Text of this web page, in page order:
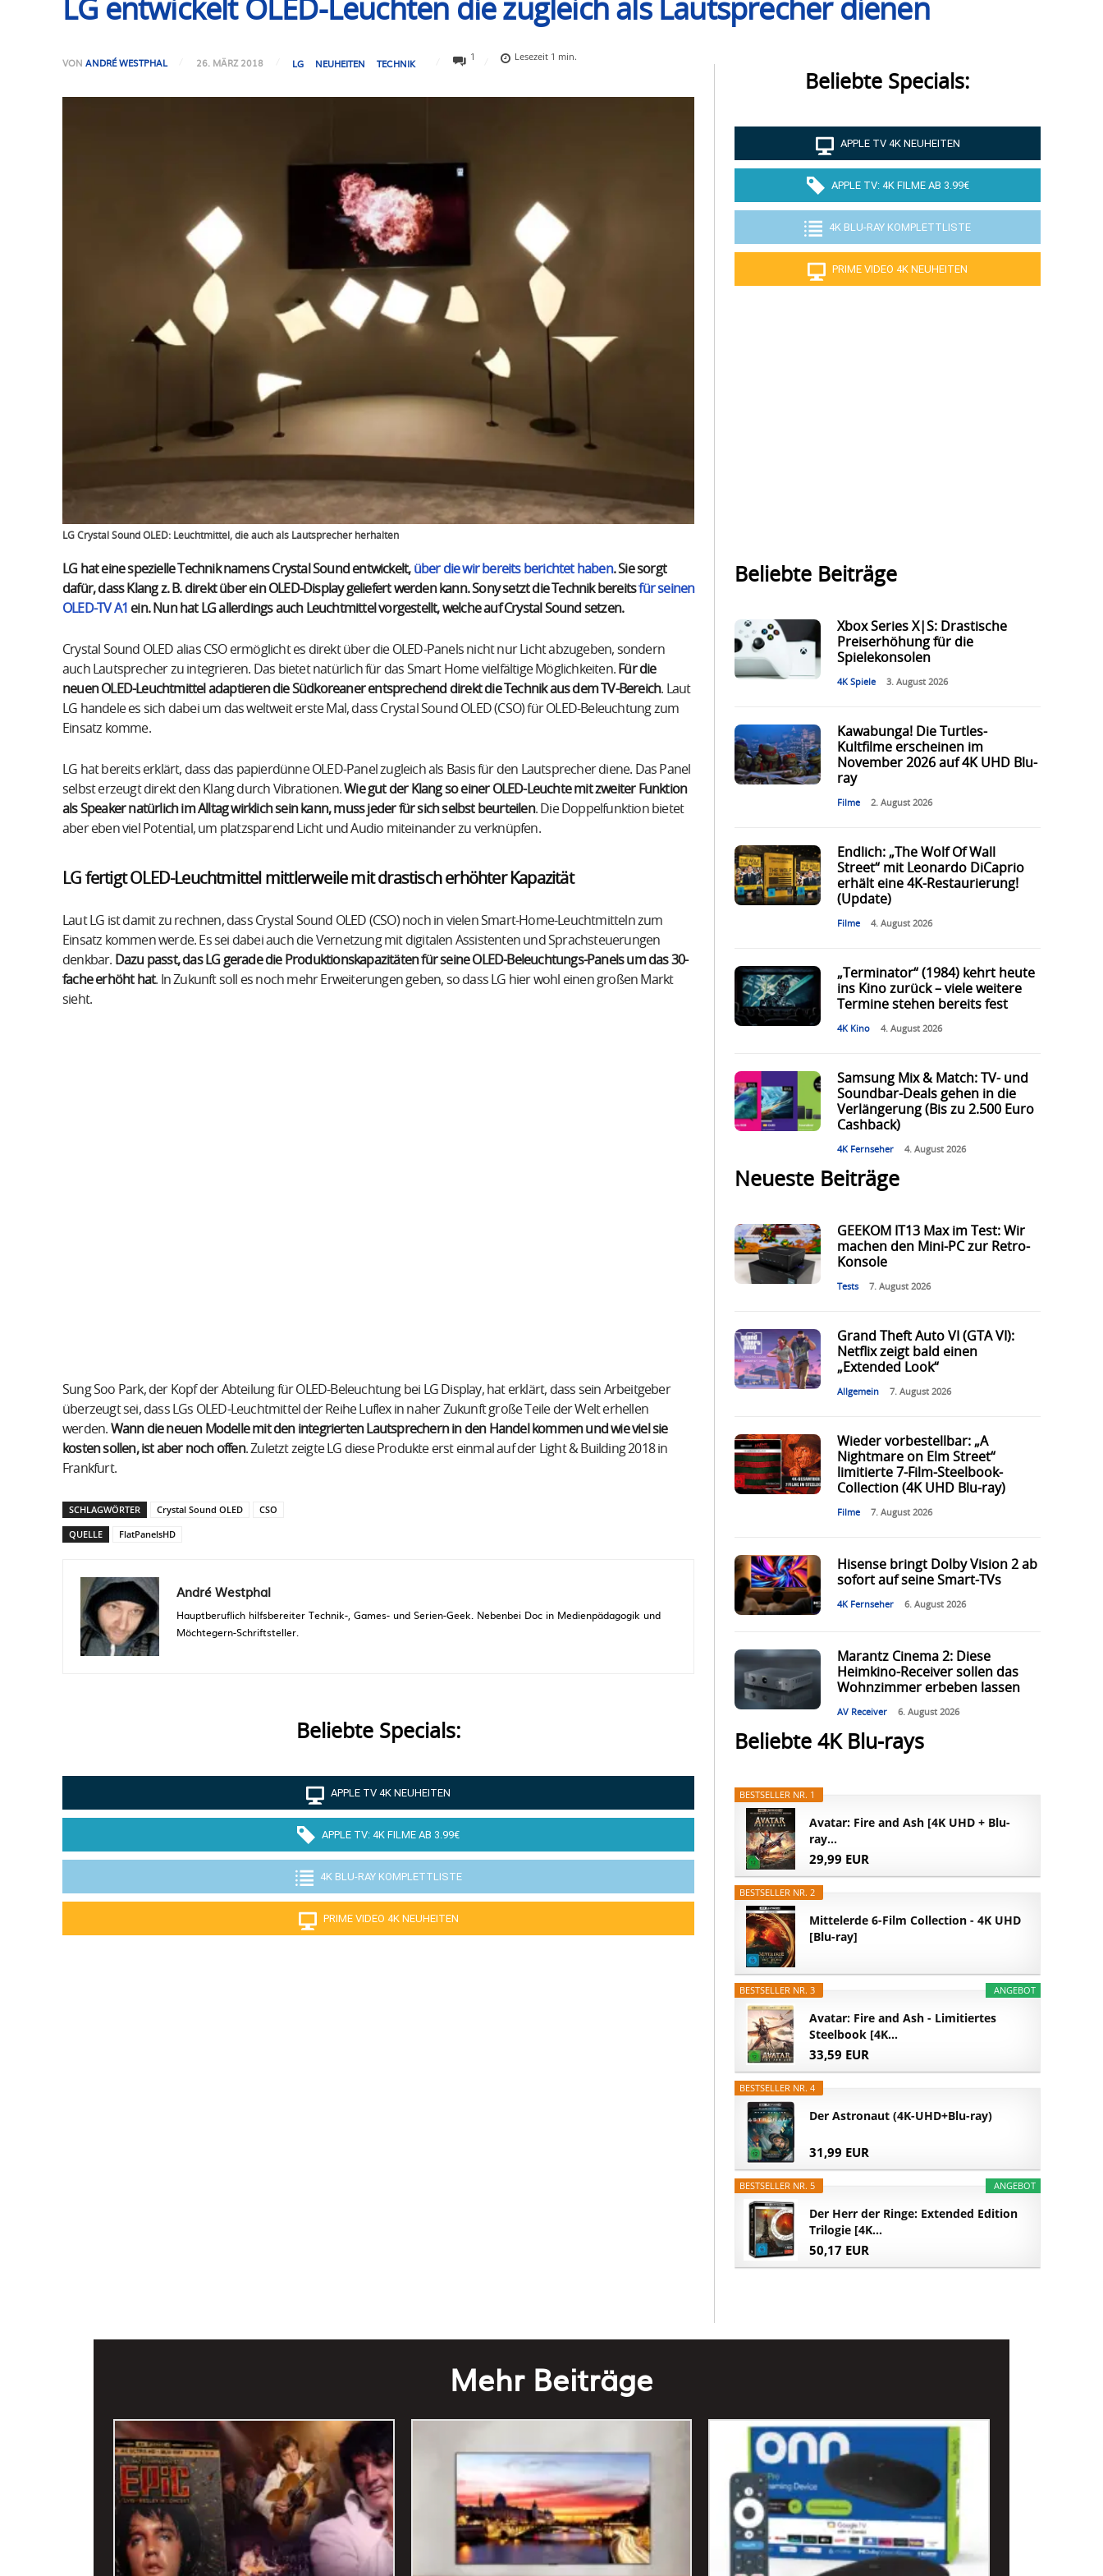
LG entwickelt OLED-Leuchten die zugleich als Lautsprecher dienen
VON ANDRÉ WESTPHAL 26. MÄRZ 2018 LG NEUHEITEN TECHNIK
1 Lesezeit 1 min.
LG Crystal Sound OLED: Leuchtmittel, die auch als Lautsprecher herhalten
LG hat eine spezielle Technik namens Crystal Sound entwickelt, über die wir bereits berichtet haben. Sie sorgt
dafür, dass Klang z. B. direkt über ein OLED-Display geliefert werden kann. Sony setzt die Technik bereitsfür seinen
OLED-TV A1 ein. Nun hat LG allerdings auch Leuchtmittel vorgestellt, welche auf Crystal Sound setzen.
Crystal Sound OLED alias CSO ermöglicht es direkt über die OLED-Panels nicht nur Licht abzugeben, sondern
auch Lautsprecher zu integrieren. Das bietet natürlich für das Smart Home vielfältige Möglichkeiten. Für die
neuen OLED-Leuchtmittel adaptieren die Südkoreaner entsprechend direkt die Technik aus dem TV-Bereich. Laut
LG handele es sich dabei um das weltweit erste Mal, dass Crystal Sound OLED (CSO) für OLED-Beleuchtung zum
Einsatz komme.
LG hat bereits erklärt, dass das papierdünne OLED-Panel zugleich als Basis für den Lautsprecher diene. Das Panel
selbst erzeugt direkt den Klang durch Vibrationen.Wie gut der Klang so einer OLED-Leuchte mit zweiter Funktion
als Speaker natürlich im Alltag wirklich sein kann, muss jeder für sich selbst beurteilen. Die Doppelfunktion bietet
aber eben viel Potential, um platzsparend Licht und Audio miteinander zu verknüpfen.
LG fertigt OLED-Leuchtmittel mittlerweile mit drastisch erhöhter Kapazität
Laut LG ist damit zu rechnen, dass Crystal Sound OLED (CSO) noch in vielen Smart-Home-Leuchtmitteln zum
Einsatz kommen werde. Es sei dabei auch die Vernetzung mit digitalen Assistenten und Sprachsteuerungen
denkbar. Dazu passt, das LG gerade die Produktionskapazitäten für seine OLED-Beleuchtungs-Panels um das 30-
fache erhöht hat. In Zukunft soll es noch mehr Erweiterungen geben, so dass LG hier wohl einen großen Markt
sieht.
Sung Soo Park, der Kopf der Abteilung für OLED-Beleuchtung bei LG Display, hat erklärt, dass sein Arbeitgeber
überzeugt sei, dass LGs OLED-Leuchtmittel der Reihe Luflex in naher Zukunft große Teile der Welt erhellen
werden. Wann die neuen Modelle mit den integrierten Lautsprechern in den Handel kommen und wie viel sie
kosten sollen, ist aber noch offen. Zuletzt zeigte LG diese Produkte erst einmal auf der Light & Building 2018 in
Frankfurt.
SCHLAGWÖRTER Crystal Sound OLED
CSO
QUELLE
FlatPanelsHD
André Westphal
Hauptberuflich hilfsbereiter Technik-, Games- und Serien-Geek. Nebenbei Doc in Medienpädagogik und
Möchtegern-Schriftsteller.
Beliebte Specials:
APPLE TV 4K NEUHEITEN
APPLE TV: 4K FILME AB 3.99€
4K BLU-RAY KOMPLETTLISTE
PRIME VIDEO 4K NEUHEITEN
Beliebte Specials:
APPLE TV 4K NEUHEITEN
APPLE TV: 4K FILME AB 3.99€
4K BLU-RAY KOMPLETTLISTE
PRIME VIDEO 4K NEUHEITEN
Beliebte Beiträge
Xbox Series X|S: Drastische
Preiserhöhung für die
Spielekonsolen
4K Spiele 3. August 2026
Kawabunga! Die Turtles-
Kultfilme erscheinen im
November 2026 auf 4K UHD Blu-
ray
Filme 2. August 2026
Endlich: „The Wolf Of Wall
Street“ mit Leonardo DiCaprio
erhält eine 4K-Restaurierung!
(Update)
Filme 4. August 2026
„Terminator“ (1984) kehrt heute
ins Kino zurück – viele weitere
Termine stehen bereits fest
4K Kino 4. August 2026
Samsung Mix & Match: TV- und
Soundbar-Deals gehen in die
Verlängerung (Bis zu 2.500 Euro
Cashback)
4K Fernseher 4. August 2026
Neueste Beiträge
GEEKOM IT13 Max im Test: Wir
machen den Mini-PC zur Retro-
Konsole
Tests 7. August 2026
Grand Theft Auto VI (GTA VI):
Netflix zeigt bald einen
„Extended Look“
Allgemein 7. August 2026
Wieder vorbestellbar: „A
Nightmare on Elm Street“
limitierte 7-Film-Steelbook-
Collection (4K UHD Blu-ray)
Filme 7. August 2026
Hisense bringt Dolby Vision 2 ab
sofort auf seine Smart-TVs
4K Fernseher 6. August 2026
Marantz Cinema 2: Diese
Heimkino-Receiver sollen das
Wohnzimmer erbeben lassen
AV Receiver 6. August 2026
Beliebte 4K Blu-rays
BESTSELLER NR. 1
Avatar: Fire and Ash [4K UHD + Blu-
ray...
29,99 EUR
BESTSELLER NR. 2
Mittelerde 6-Film Collection - 4K UHD
[Blu-ray]
ANGEBOT
BESTSELLER NR. 3
Avatar: Fire and Ash - Limitiertes
Steelbook [4K...
33,59 EUR
BESTSELLER NR. 4
Der Astronaut (4K-UHD+Blu-ray)
31,99 EUR
ANGEBOT
BESTSELLER NR. 5
Der Herr der Ringe: Extended Edition
Trilogie [4K...
50,17 EUR
Mehr Beiträge